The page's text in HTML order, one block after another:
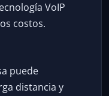
VoIP
costos.
puede
distancia y